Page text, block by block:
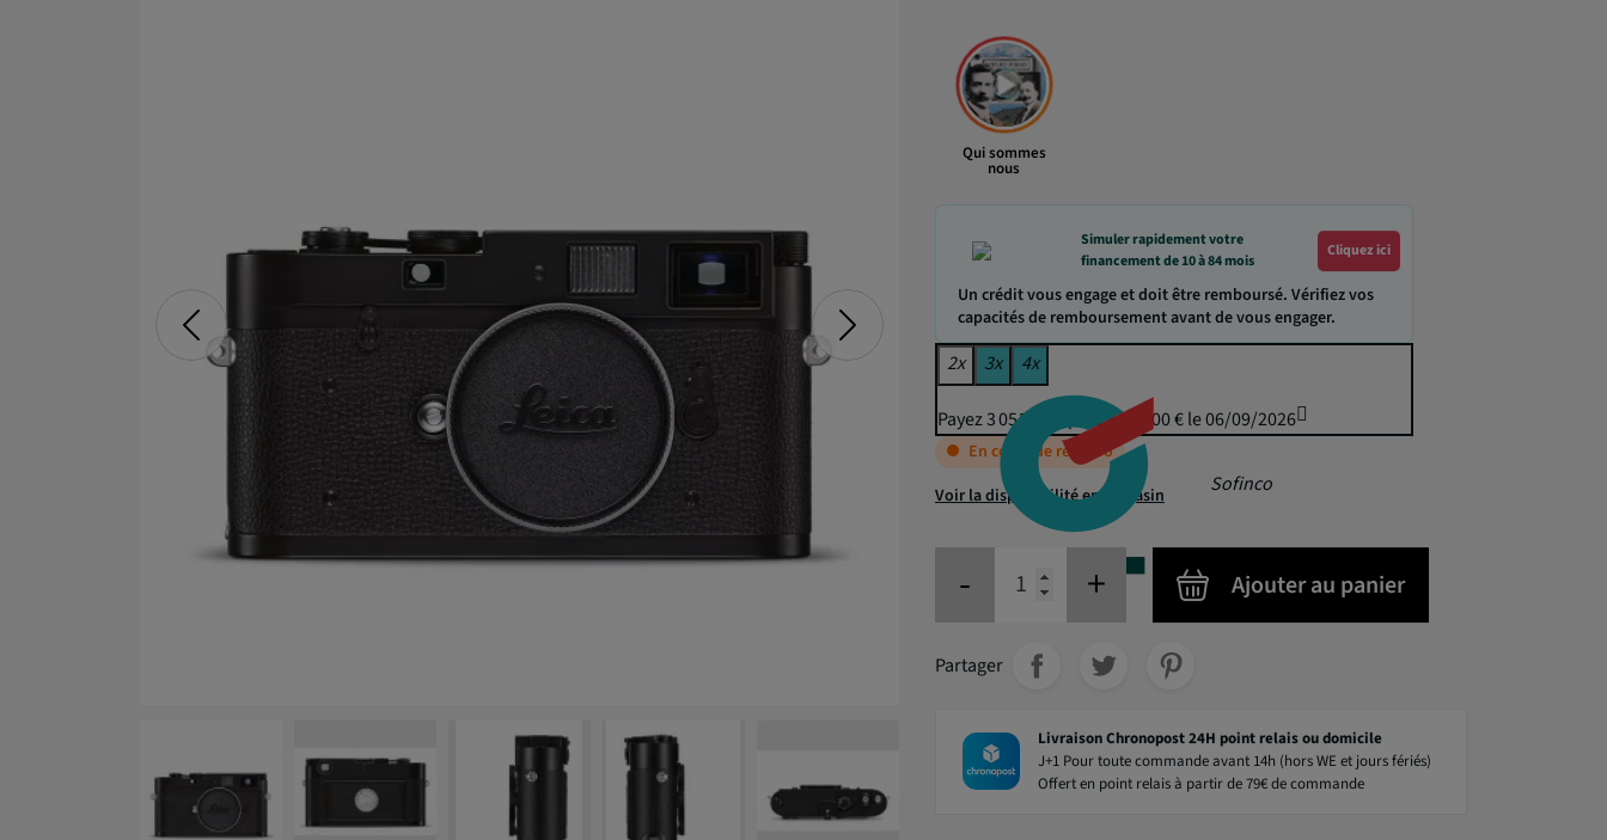
Qui sommes
nous
Simuler rapidement votre
financement de 10 à 84 mois
Cliquez ici
Un crédit vous engage et doit être remboursé. Vérifiez vos
capacités de remboursement avant de vous engager.
Sofinco
2x 3x 4x
Payez 3 051,60 € puis 3 000,00 € le 06/09/2026
En cours de réappro
Voir la disponibilité en magasin
- + Ajouter au panier
Partager
Livraison Chronopost 24H point relais ou domicile
J+1 Pour toute commande avant 14h (hors WE et jours fériés)
Offert en point relais à partir de 79€ de commande